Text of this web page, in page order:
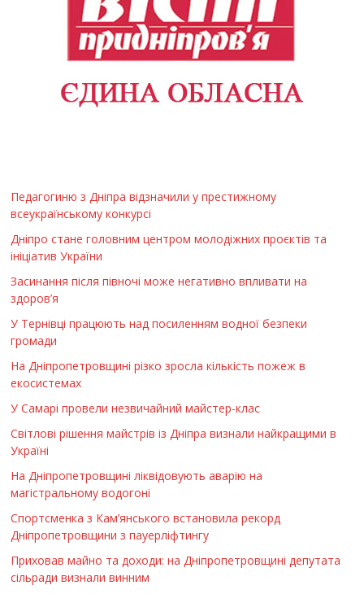
Педагогиню з Дніпра відзначили у престижному
всеукраїнському конкурсі
Дніпро стане головним центром молодіжних проєктів та
ініціатив України
Засинання після півночі може негативно впливати на
здоров’я
У Тернівці працюють над посиленням водної безпеки
громади
На Дніпропетровщині різко зросла кількість пожеж в
екосистемах
У Самарі провели незвичайний майстер-клас
Світлові рішення майстрів із Дніпра визнали найкращими в
Україні
На Дніпропетровщині ліквідовують аварію на
магістральному водогоні
Спортсменка з Кам’янського встановила рекорд
Дніпропетровщини з пауерліфтингу
Приховав майно та доходи: на Дніпропетровщині депутата
сільради визнали винним